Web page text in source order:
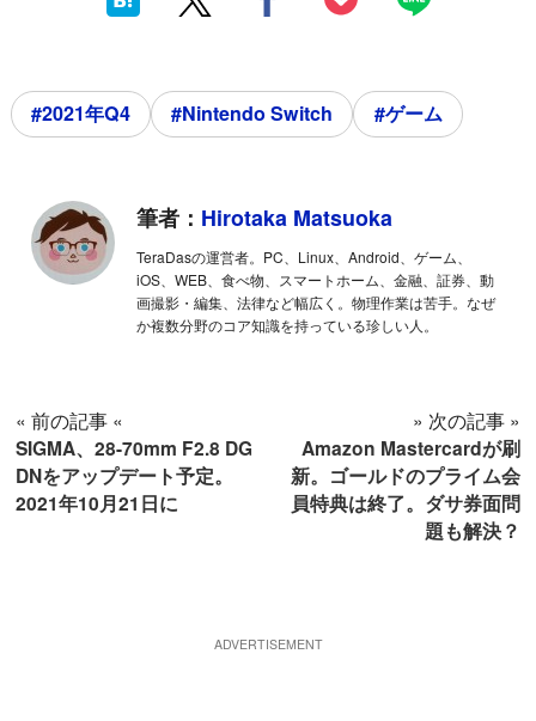
#2021年Q4 #Nintendo Switch #ゲーム
筆者： Hirotaka Matsuoka
TeraDasの運営者。PC、Linux、Android、ゲーム、
iOS、WEB、食べ物、スマートホーム、金融、証券、動
画撮影・編集、法律など幅広く。物理作業は苦手。なぜ
か複数分野のコア知識を持っている珍しい人。
« 前の記事 «
SIGMA、28-70mm F2.8 DG
DNをアップデート予定。
2021年10月21日に
» 次の記事 »
Amazon Mastercardが刷
新。ゴールドのプライム会
員特典は終了。ダサ券面問
題も解決？